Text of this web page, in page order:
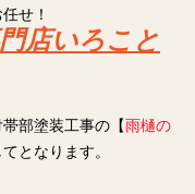
せ！
店いろこと
部塗装工事の【雨樋の
となります。